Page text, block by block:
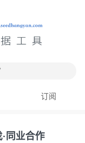
订阅
同业合作